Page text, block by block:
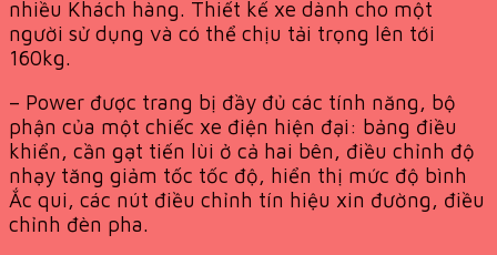
nhiều Khách hàng. Thiết kế xe dành cho một
người sử dụng và có thể chịu tải trọng lên tới
160kg.
– Power được trang bị đầy đủ các tính năng, bộ
phận của một chiếc xe điện hiện đại: bảng điều
khiển, cần gạt tiến lùi ở cả hai bên, điều chỉnh độ
nhạy tăng giảm tốc tốc độ, hiển thị mức độ bình
Ắc qui, các nút điều chỉnh tín hiệu xin đường, điều
chỉnh đèn pha.